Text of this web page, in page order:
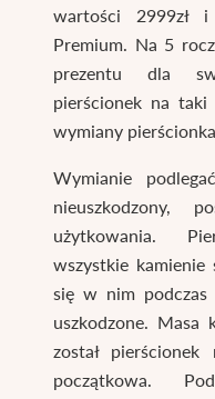
wartości 2999zł
Premium. Na 5
prezentu dla
pierścionek na
wymiany
Wymianie
nieuszkodzony,
użytkowania.
wszystkie kamienie
się w nim
uszkodzone.
został
początkowa.